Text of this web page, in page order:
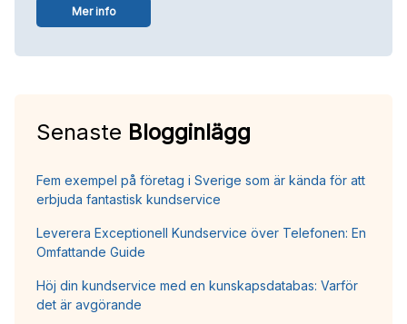
Mer info
Senaste Blogginlägg
Fem exempel på företag i Sverige som är kända för att
erbjuda fantastisk kundservice
Leverera Exceptionell Kundservice över Telefonen: En
Omfattande Guide
Höj din kundservice med en kunskapsdatabas: Varför
det är avgörande